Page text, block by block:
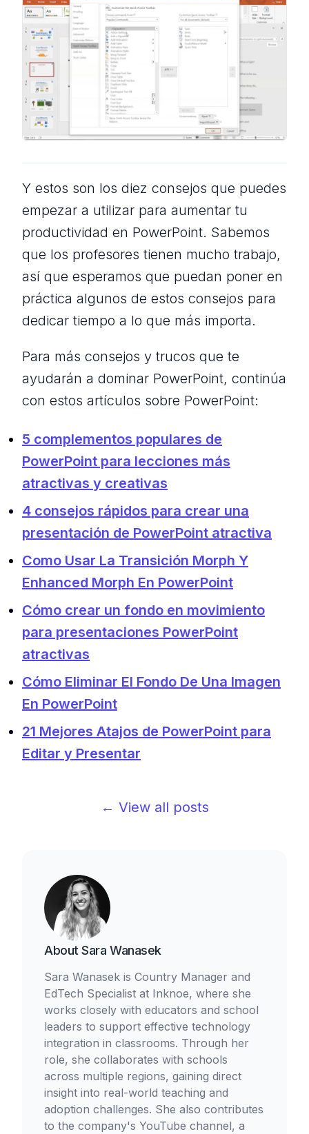
Y estos son los diez consejos que puedes
empezar a utilizar para aumentar tu
productividad en PowerPoint. Sabemos
que los profesores tienen mucho trabajo,
así que esperamos que puedan poner en
práctica algunos de estos consejos para
dedicar tiempo a lo que más importa.
Para más consejos y trucos que te
ayudarán a dominar PowerPoint, continúa
con estos artículos sobre PowerPoint:
5 complementos populares de
PowerPoint para lecciones más
atractivas y creativas
4 consejos rápidos para crear una
presentación de PowerPoint atractiva
Como Usar La Transición Morph Y
Enhanced Morph En PowerPoint
Cómo crear un fondo en movimiento
para presentaciones PowerPoint
atractivas
Cómo Eliminar El Fondo De Una Imagen
En PowerPoint
21 Mejores Atajos de PowerPoint para
Editar y Presentar
← View all posts
About Sara Wanasek
Sara Wanasek is Country Manager and
EdTech Specialist at Inknoe, where she
works closely with educators and school
leaders to support effective technology
integration in classrooms. Through her
role, she collaborates with schools
across multiple regions, gaining direct
insight into real-world teaching and
adoption challenges. She also contributes
to the company's YouTube channel, a